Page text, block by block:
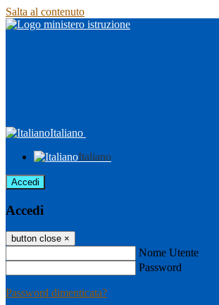
Salta al contenuto
Italiano
Italiano
Accedi
Accedi
button close ×
Nome Utente
Password
Password dimenticata?